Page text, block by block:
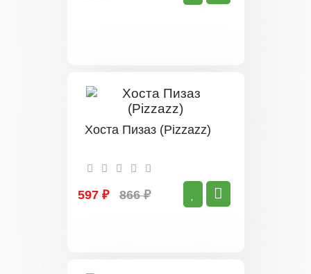
Хоста Пизаз (Pizzazz)
597 ₽ 866 ₽